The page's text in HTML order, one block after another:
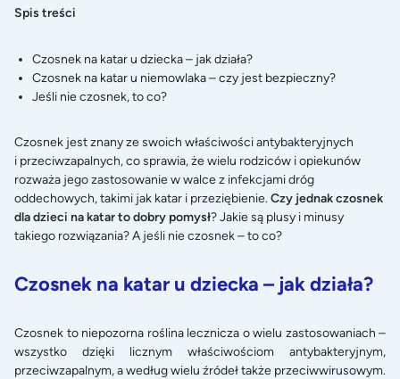
Spis treści
Czosnek na katar u dziecka – jak działa?
Czosnek na katar u niemowlaka – czy jest bezpieczny?
Jeśli nie czosnek, to co?
Czosnek jest znany ze swoich właściwości antybakteryjnych
i przeciwzapalnych, co sprawia, że wielu rodziców i opiekunów
rozważa jego zastosowanie w walce z infekcjami dróg
oddechowych, takimi jak katar i przeziębienie.Czy jednak czosnek
dla dzieci na katar to dobry pomysł? Jakie są plusy i minusy
takiego rozwiązania? A jeśli nie czosnek – to co?
Czosnek na katar u dziecka – jak działa?
Czosnek to niepozorna roślina lecznicza o wielu zastosowaniach –
wszystko dzięki licznym właściwościom antybakteryjnym,
przeciwzapalnym, a według wielu źródeł także przeciwwirusowym.